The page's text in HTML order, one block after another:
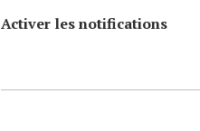
Activer les notifications